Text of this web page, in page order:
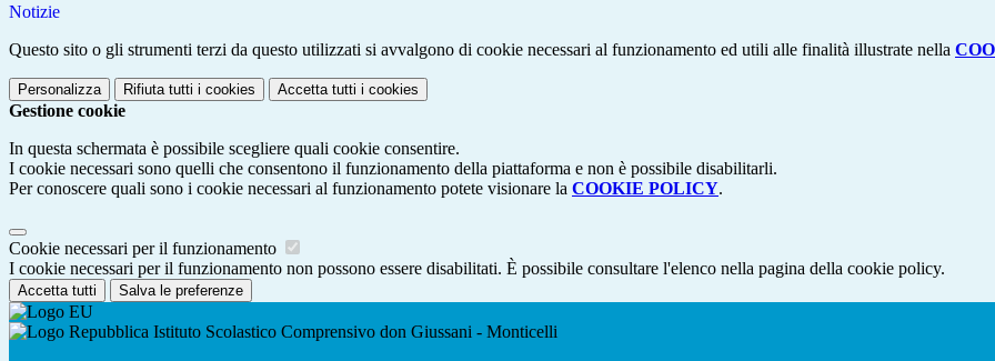
Notizie
Questo sito o gli strumenti terzi da questo utilizzati si avvalgono di cookie necessari al funzionamento ed utili alle finalità illustrate nella
Personalizza Rifiuta tutti i cookies Accetta tutti i cookies
Gestione cookie
In questa schermata è possibile scegliere quali cookie consentire.
I cookie necessari sono quelli che consentono il funzionamento della piattaforma e non è possibile disabilitarli.
Per conoscere quali sono i cookie necessari al funzionamento potete visionare la COOKIE POLICY.
Cookie necessari per il funzionamento
I cookie necessari per il funzionamento non possono essere disabilitati. È possibile consultare l'elenco nella pagina della cookie policy.
Accetta tutti Salva le preferenze
Istituto Scolastico Comprensivo don Giussani - Monticelli